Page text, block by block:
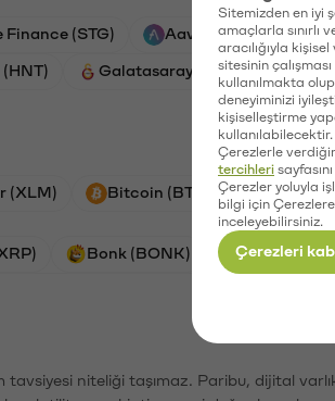
Finance (STG) Aave (AAVE)
(HNT) Galatasaray (GAL)
(XLM) Bitcoin (BTC) Tron
Bonk (BONK) Ethereum
tavsiyesi niteliği taşımaz. Paribu, dijital
Sitemizden en iyi
amaçlarla sınırlı
aracılığıyla
sitesinin
kullanılmakta
deneyiminizi
kişiselleştirme
kullanılabilecektir.
Çerezlerle
tercihleri
Çerezler yoluyla
bilgi için
inceleyebilirsiniz.
Çerezleri